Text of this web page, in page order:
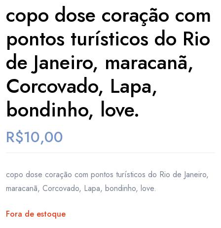
copo dose coração com
pontos turísticos do Rio
de Janeiro, maracanã,
Corcovado, Lapa,
bondinho, love.
R$10,00
copo dose coração com pontos turísticos do Rio de Janeiro,
maracanã, Corcovado, Lapa, bondinho, love.
Fora de estoque